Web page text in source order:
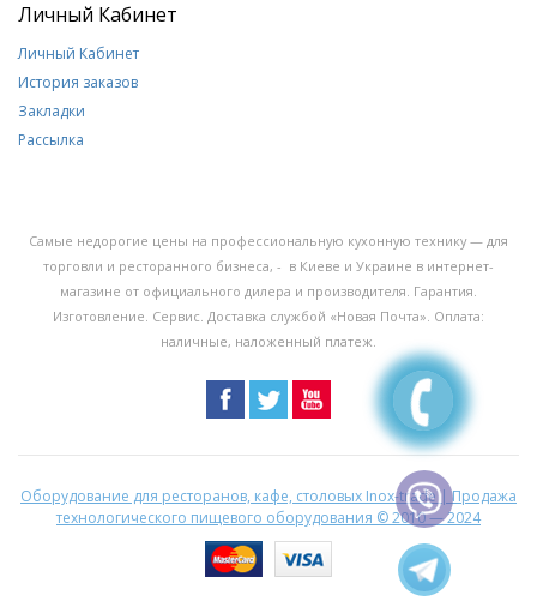
Личный Кабинет
Личный Кабинет
История заказов
Закладки
Рассылка
Самые недорогие цены на профессиональную кухонную технику — для
торговли и ресторанного бизнеса, - в Киеве и Украине в интернет-
магазине от официального дилера и производителя. Гарантия.
Изготовление. Сервис. Доставка службой «Новая Почта». Оплата:
наличные, наложенный платеж.
Оборудование для ресторанов, кафе, столовых Inox-trade | Продажа
технологического пищевого оборудования © 2010 — 2024